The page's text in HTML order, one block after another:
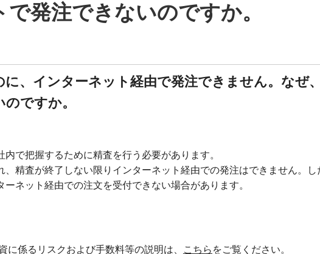
発注できないのですか。
、インターネット経由で発注できません。なぜ
ですか。
で把握するために精査を行う必要があります。
精査が終了しない限りインターネット経由での発注はできません。し
ネット経由での注文を受付できない場合があります。
に係るリスクおよび手数料等の説明は、 こちら をご覧ください。